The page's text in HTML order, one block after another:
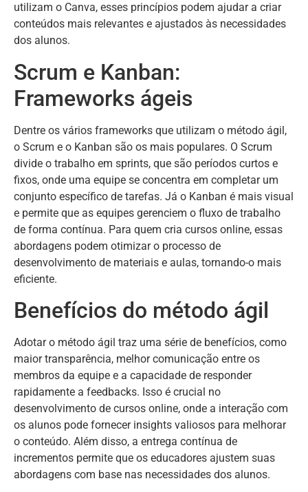
utilizam o Canva, esses princípios podem ajudar a criar
conteúdos mais relevantes e ajustados às necessidades
dos alunos.
Scrum e Kanban:
Frameworks ágeis
Dentre os vários frameworks que utilizam o método ágil,
o Scrum e o Kanban são os mais populares. O Scrum
divide o trabalho em sprints, que são períodos curtos e
fixos, onde uma equipe se concentra em completar um
conjunto específico de tarefas. Já o Kanban é mais visual
e permite que as equipes gerenciem o fluxo de trabalho
de forma contínua. Para quem cria cursos online, essas
abordagens podem otimizar o processo de
desenvolvimento de materiais e aulas, tornando-o mais
eficiente.
Benefícios do método ágil
Adotar o método ágil traz uma série de benefícios, como
maior transparência, melhor comunicação entre os
membros da equipe e a capacidade de responder
rapidamente a feedbacks. Isso é crucial no
desenvolvimento de cursos online, onde a interação com
os alunos pode fornecer insights valiosos para melhorar
o conteúdo. Além disso, a entrega contínua de
incrementos permite que os educadores ajustem suas
abordagens com base nas necessidades dos alunos.